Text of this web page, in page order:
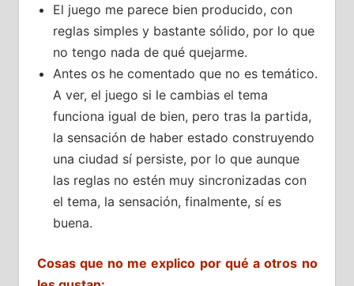
El juego me parece bien producido, con
reglas simples y bastante sólido, por lo que
no tengo nada de qué quejarme.
Antes os he comentado que no es temático.
A ver, el juego si le cambias el tema
funciona igual de bien, pero tras la partida,
la sensación de haber estado construyendo
una ciudad sí persiste, por lo que aunque
las reglas no estén muy sincronizadas con
el tema, la sensación, finalmente, sí es
buena.
Cosas que no me explico por qué a otros no